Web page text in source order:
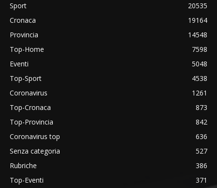
Sport
20535
Cronaca
19164
Provincia
14548
Top-Home
7598
Eventi
5048
Top-Sport
4538
Coronavirus
1261
Top-Cronaca
873
Top-Provincia
842
Coronavirus top
636
Senza categoria
527
Rubriche
386
Top-Eventi
371